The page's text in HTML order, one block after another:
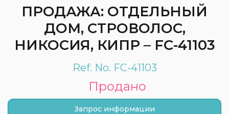
ПРОДАЖА: ОТДЕЛЬНЫЙ
ДОМ, СТРОВОЛОС,
НИКОСИЯ, КИПР – FC-41103
Ref. No. FC-41103
Продано
Запрос информации